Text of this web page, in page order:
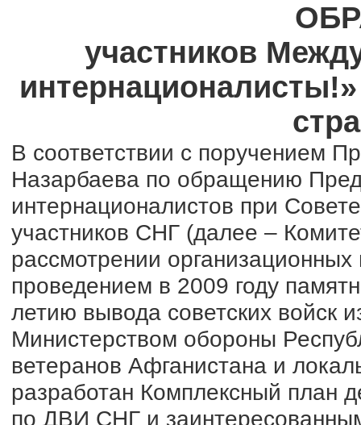
участников
В соответствии с поручением
Назарбаева по обращению
интернационалистов при
участников СНГ (далее –
рассмотрении
проведением в 2009 году
летию вывода советских войск
Министерством обороны
ветеранов Афганистана и
разработан Комплексный план
по ДВИ СНГ и